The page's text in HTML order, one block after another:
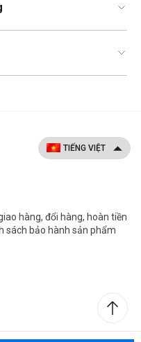
hàng, đổi hàng, hoàn tiền
sách bảo hành sản phẩm